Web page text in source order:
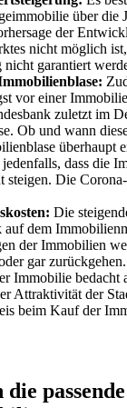
über die
der
nicht möglich
nicht garantiert
vor einer
zuletzt im
Ob und wann
überhaupt
dass die
steigen. Die
Die
auf dem
der Immobilien
gar
Immobilie bedacht
Attraktivität der
beim Kauf der
passende